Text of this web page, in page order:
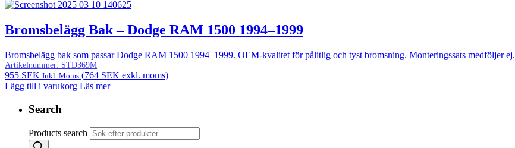
Bromsbelägg Bak – Dodge RAM 1500 1994–1999
Bromsbelägg bak som passar Dodge RAM 1500 1994–1999. OEM-kvalitet för pålitlig och tyst bromsning. Monteringssats medföljer ej.
Artikelnummer: STD369M
955 SEK Inkl. Moms (764 SEK exkl. moms)
Lägg till i varukorg Läs mer
Search
Products search